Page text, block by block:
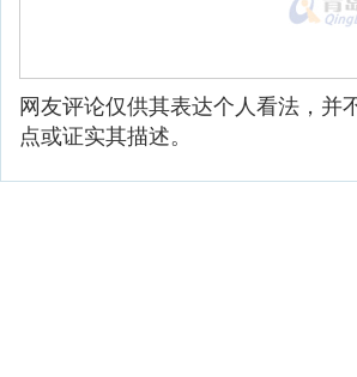
网友评论仅供其表达个人看法，并
点或证实其描述。